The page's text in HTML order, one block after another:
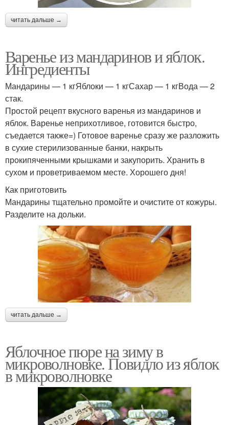
читать дальше →
Варенье из мандаринов и яблок.
Ингредиенты
Мандарины — 1 кгЯблоки — 1 кгСахар — 1 кгВода — 2
стак.
Простой рецепт вкусного варенья из мандаринов и
яблок. Варенье неприхотливое, готовится быстро,
съедается также=) Готовое варенье сразу же разложить
в сухие стерилизованные банки, накрыть
прокипяченными крышками и закупорить. Хранить в
сухом и проветриваемом месте. Хорошего дня!
Как приготовить
Мандарины тщательно промойте и очистите от кожуры.
Разделите на дольки.
читать дальше →
Яблочное пюре на зиму в
микроволновке. Повидло из яблок
в микроволновке